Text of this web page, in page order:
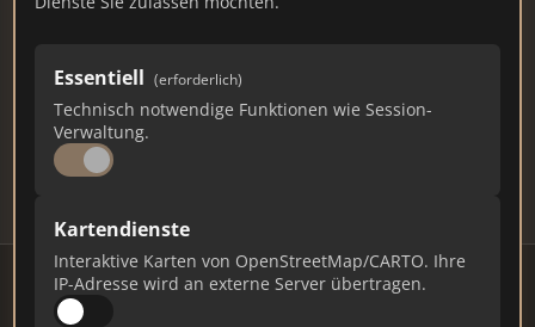
Essentiell (erforderlich)
Technisch notwendige Funktionen wie Session-
Verwaltung.
Kartendienste
Interaktive Karten von OpenStreetMap/CARTO. Ihre
IP-Adresse wird an externe Server übertragen.
– Ranking Juli 2026
BRANDENBURG 18.970 EINWOHNER
86 631